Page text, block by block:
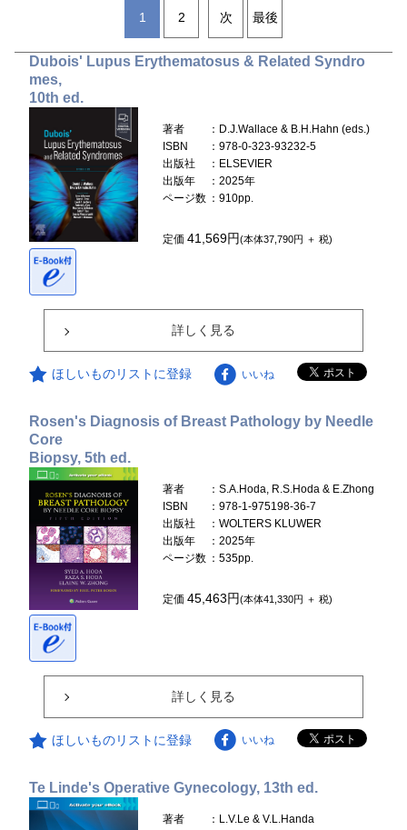
1 2 次 最後
Dubois' Lupus Erythematosus & Related Syndro
mes,
10th ed.
著者
：D.J.Wallace & B.H.Hahn (eds.)
ISBN
：978-0-323-93232-5
出版社
：ELSEVIER
出版年
：2025年
ページ数 ：910pp.
定価41,569円(本体37,790円 ＋ 税)
詳しく見る
ほしいものリストに登録 いいね
Rosen's Diagnosis of Breast Pathology by Needle
Core
Biopsy, 5th ed.
著者
：S.A.Hoda, R.S.Hoda & E.Zhong
ISBN
：978-1-975198-36-7
出版社
：WOLTERS KLUWER
出版年
：2025年
ページ数 ：535pp.
定価45,463円(本体41,330円 ＋ 税)
詳しく見る
ほしいものリストに登録 いいね
Te Linde's Operative Gynecology, 13th ed.
著者
：L.V.Le & V.L.Handa